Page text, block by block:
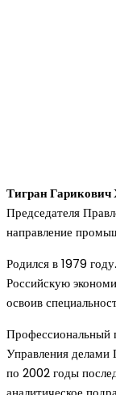
Тигран Гарикович
Председателя
направление
Родился в 1979
Российскую
освоив
Профессиональный
Управления делами
по 2002 годы